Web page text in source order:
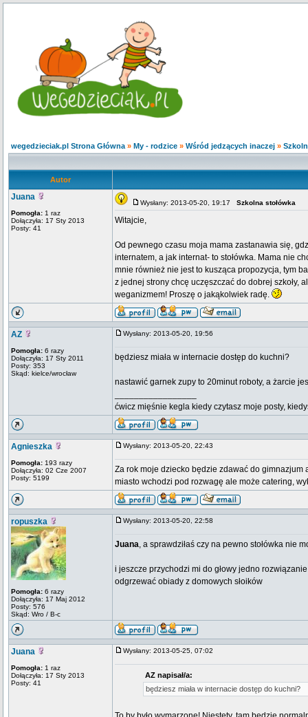
wegedzieciak.pl Strona Główna » My - rodzice » Wśród jedzących inaczej »
Autor
Juana
Pomogła: 1 raz
Dołączyła: 17 Sty 2013
Posty: 41
Wysłany: 2013-05-20, 19:17 Szkolna stołówka
Witajcie,
Od pewnego czasu moja mama zastanawia się,
internatem, a jak internat- to stołówka. Mama nie
mnie również nie jest to kusząca propozycja, tym
z jednej strony chcę uczęszczać do dobrej szkoły,
weganizmem! Proszę o jakąkolwiek radę.
AZ
Pomogła: 6 razy
Dołączyła: 17 Sty 2011
Posty: 353
Skąd: kielce/wrocław
Wysłany: 2013-05-20, 19:56
będziesz miała w internacie dostęp do kuchni?
nastawić garnek zupy to 20minut roboty, a żarcie
ćwicz mięśnie kegla kiedy czytasz moje posty,
Agnieszka
Pomogła: 193 razy
Dołączyła: 02 Cze 2007
Posty: 5199
Wysłany: 2013-05-20, 22:43
Za rok moje dziecko będzie zdawać do
miasto wchodzi pod rozwagę ale może catering,
ropuszka
Pomogła: 6 razy
Dołączyła: 17 Maj 2012
Posty: 576
Skąd: Wro / B-c
Wysłany: 2013-05-20, 22:58
Juana, a sprawdziłaś czy na pewno stołówka nie
i jeszcze przychodzi mi do głowy jedno
odgrzewać obiady z domowych słoików
Juana
Pomogła: 1 raz
Dołączyła: 17 Sty 2013
Posty: 41
Wysłany: 2013-05-25, 07:02
AZ napisał/a:
będziesz miała w internacie dostęp do kuchni?